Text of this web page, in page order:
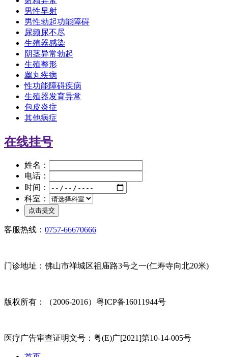
男性早射
男性勃起功能障碍
尿频尿不尽
生殖器感染
阴茎异常勃起
生殖整形
睾丸疾病
性功能障碍疾病
生殖器发育异常
包皮炎症
其他病症
在线挂号
姓名：
电话：
时间：
科室：
客服热线： 0757-66670666
门诊地址：佛山市禅城区祖庙路3号之一(仁寿寺向北20米)
版权所有：（2006-2016）粤ICP备16011944号
医疗广告审查证明文号：粤(E)广[2021]第10-14-005号